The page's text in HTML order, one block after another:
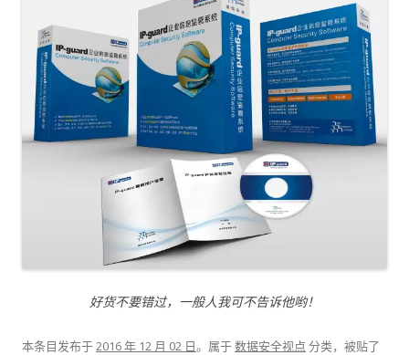
好货不要错过，一般人我可不告诉他哟！
本条目发布于2016 年 12 月 02 日。属于数据安全视点 分类，被贴了